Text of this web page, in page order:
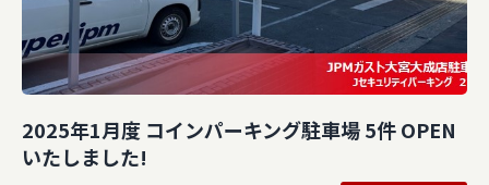
2025年1月度 コインパーキング駐車場 5件 OPEN
いたしました!